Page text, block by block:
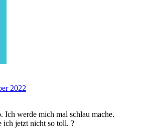
2022
Ich werde mich mal schlau mache.
ich jetzt nicht so toll. ?